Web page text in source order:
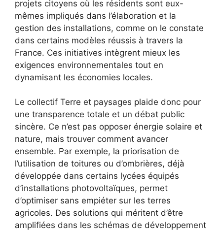
projets citoyens où les résidents sont eux-
mêmes impliqués dans l’élaboration et la
gestion des installations, comme on le constate
dans certains modèles réussis à travers la
France. Ces initiatives intègrent mieux les
exigences environnementales tout en
dynamisant les économies locales.
Le collectif Terre et paysages plaide donc pour
une transparence totale et un débat public
sincère. Ce n’est pas opposer énergie solaire et
nature, mais trouver comment avancer
ensemble. Par exemple, la priorisation de
l’utilisation de toitures ou d’ombrières, déjà
développée dans certains lycées équipés
d’installations photovoltaïques, permet
d’optimiser sans empiéter sur les terres
agricoles. Des solutions qui méritent d’être
amplifiées dans les schémas de développement